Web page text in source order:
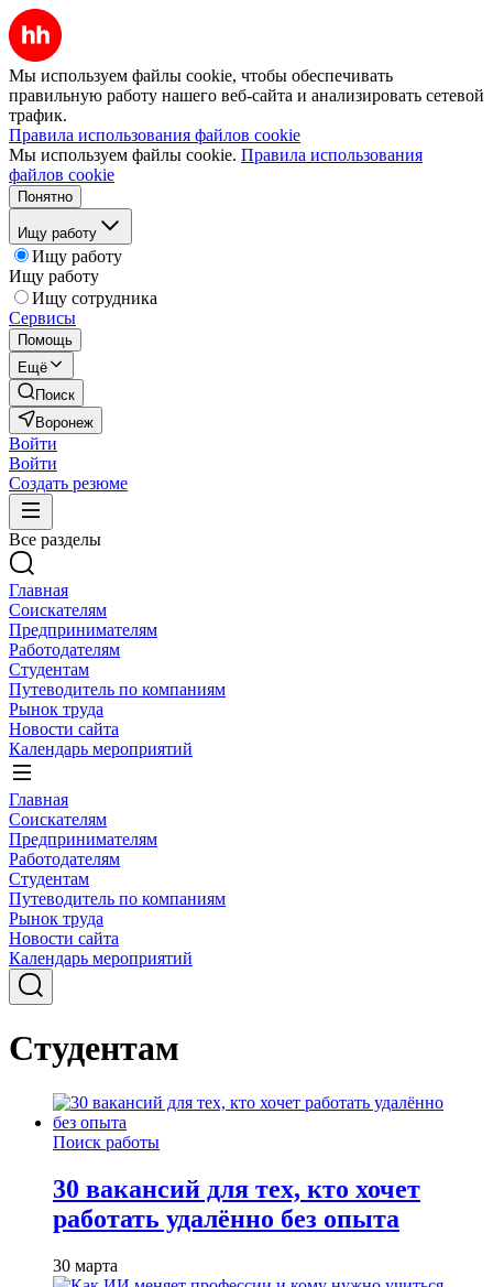
Мы используем файлы cookie, чтобы обеспечивать
правильную работу нашего веб-сайта и анализировать сетевой
трафик.
Правила использования файлов cookie
Мы используем файлы cookie. Правила использования
файлов cookie
Понятно
Ищу работу
Ищу работу
Ищу работу
Ищу сотрудника
Сервисы
Помощь
Ещё
Поиск
Воронеж
Войти
Войти
Создать резюме
Все разделы
Главная
Соискателям
Предпринимателям
Работодателям
Студентам
Путеводитель по компаниям
Рынок труда
Новости сайта
Календарь мероприятий
Главная
Соискателям
Предпринимателям
Работодателям
Студентам
Путеводитель по компаниям
Рынок труда
Новости сайта
Календарь мероприятий
Студентам
Поиск работы
30 вакансий для тех, кто хочет
работать удалённо без опыта
30 марта